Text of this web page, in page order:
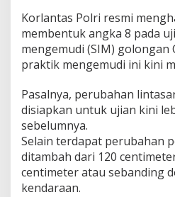
Korlantas Polri resmi
membentuk angka 8 pada
mengemudi (SIM) golongan
praktik mengemudi ini kini
Pasalnya, perubahan
disiapkan untuk ujian kini
sebelumnya.
Selain terdapat perubahan
ditambah dari 120
centimeter atau sebanding
kendaraan.